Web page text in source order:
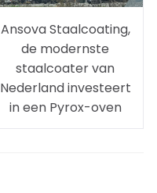
Ansova Staalcoating,
de modernste
staalcoater van
Nederland investeert
in een Pyrox-oven